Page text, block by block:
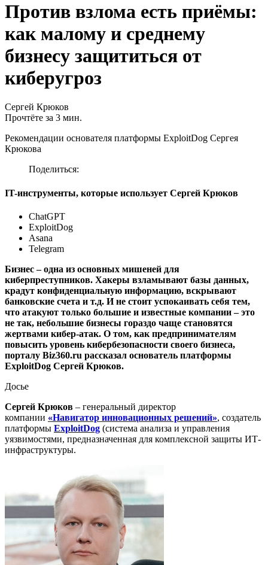
Против взлома есть приёмы:
как малому и среднему
бизнесу защититься от
киберугроз
Сергей Крюков
Прочтёте за 3 мин.
Рекомендации основателя платформы ExploitDog Сергея
Крюкова
Поделиться:
IT-инструменты, которые использует Сергей Крюков
ChatGPT
ExploitDog
Asana
Telegram
Бизнес – одна из основных мишеней для
киберпреступников. Хакеры взламывают базы данных,
крадут конфиденциальную информацию, вскрывают
банковские счета и т.д. И не стоит успокаивать себя тем,
что атакуют только большие и известные компании – это
не так, небольшие бизнесы гораздо чаще становятся
жертвами кибер-атак. О том, как предпринимателям
повысить уровень кибербезопасности своего бизнеса,
порталу Biz360.ru рассказал основатель платформы
ExploitDog Сергей Крюков.
Досье
Сергей Крюков – генеральный директор
компании «Навигатор инновационных решений», создатель
платформы ExploitDog (система анализа и управления
уязвимостями, предназначенная для комплексной защиты ИТ-
инфраструктуры.